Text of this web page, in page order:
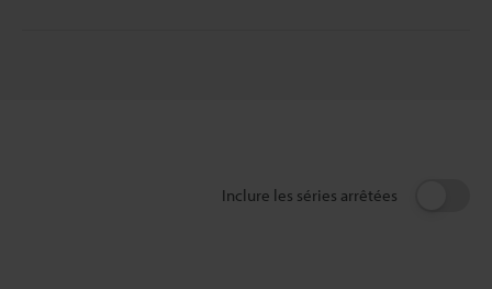
Inclure les séries arrêtées